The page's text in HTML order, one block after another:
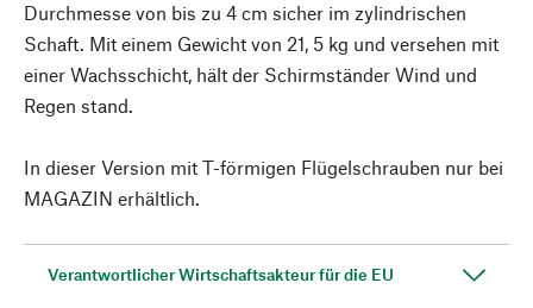
Durchmesse von bis zu 4 cm sicher im zylindrischen
Schaft. Mit einem Gewicht von 21, 5 kg und versehen mit
einer Wachsschicht, hält der Schirmständer Wind und
Regen stand.
In dieser Version mit T-förmigen Flügelschrauben nur bei
MAGAZIN erhältlich.
Verantwortlicher Wirtschaftsakteur für die EU